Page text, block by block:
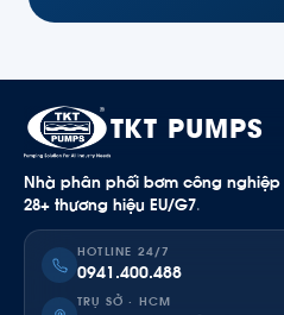
TKT PUMPS
Nhà phân phối bơm công nghiệp
28+ thương hiệu EU/G7.
HOTLINE 24/7
0941.400.488
TRỤ SỞ · HCM